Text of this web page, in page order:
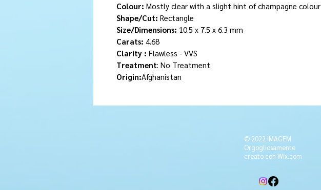
Colour: Mostly clear with a slight hint of champagne colour
Shape/Cut: Rectangle
Size/Dimensions: 10.5 x 7.5 x 6.3 mm
Carats: 4.68
Clarity : Flawless - VVS
Treatment: No Treatment
Origin:Afghanistan
© 2022 IMAGEM
Orgogliosamente
creato con Wix.com